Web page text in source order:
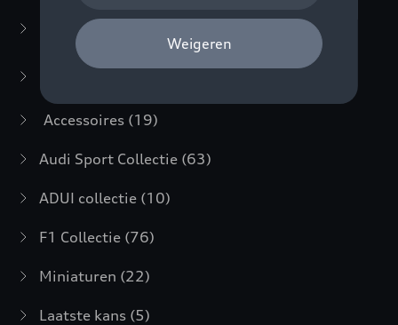
Truien
Accessoires (19)
Audi Sport Collectie (63)
ADUI collectie (10)
F1 Collectie (76)
Miniaturen (22)
Laatste kans (5)